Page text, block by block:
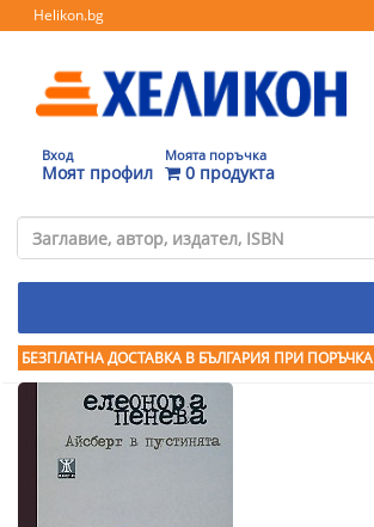
Helikon.bg
Вход
Моят профил
Моята поръчка
0 продукта
БЕЗПЛАТНА ДОСТАВКА В БЪЛГАРИЯ ПРИ ПОРЪЧКА